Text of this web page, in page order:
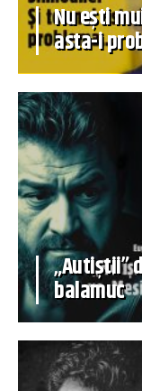
Nu ești
asta-i
„Autiștii”
balamuc